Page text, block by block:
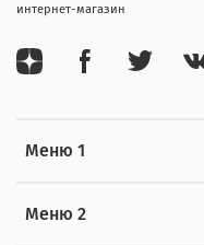
Меню 1
Меню 2
интернет-магазин